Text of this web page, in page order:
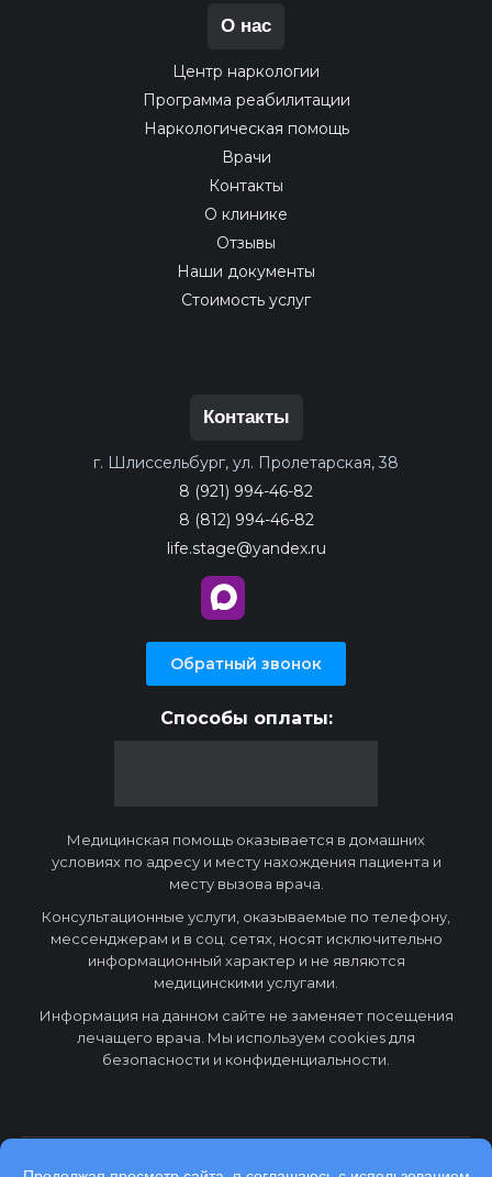
О нас
Центр наркологии
Программа реабилитации
Наркологическая помощь
Врачи
Контакты
О клинике
Отзывы
Наши документы
Стоимость услуг
Контакты
г. Шлиссельбург, ул. Пролетарская, 38
8 (921) 994-46-82
8 (812) 994-46-82
life.stage@yandex.ru
Обратный звонок
Способы оплаты:
Медицинская помощь оказывается в домашних
условиях по адресу и месту нахождения пациента и
месту вызова врача.
Консультационные услуги, оказываемые по телефону,
мессенджерам и в соц. сетях, носят исключительно
информационный характер и не являются
медицинскими услугами.
Информация на данном сайте не заменяет посещения
лечащего врача. Мы используем cookies для
безопасности и конфиденциальности.